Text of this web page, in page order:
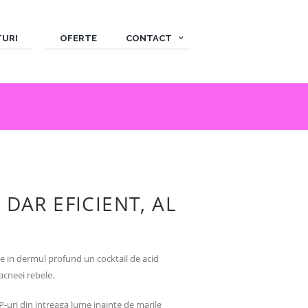
OFERTE CONTACT
EFICIENT, AL
in dermul profund un cocktail de acid
rebele.
uri din intreaga lume inainte de marile